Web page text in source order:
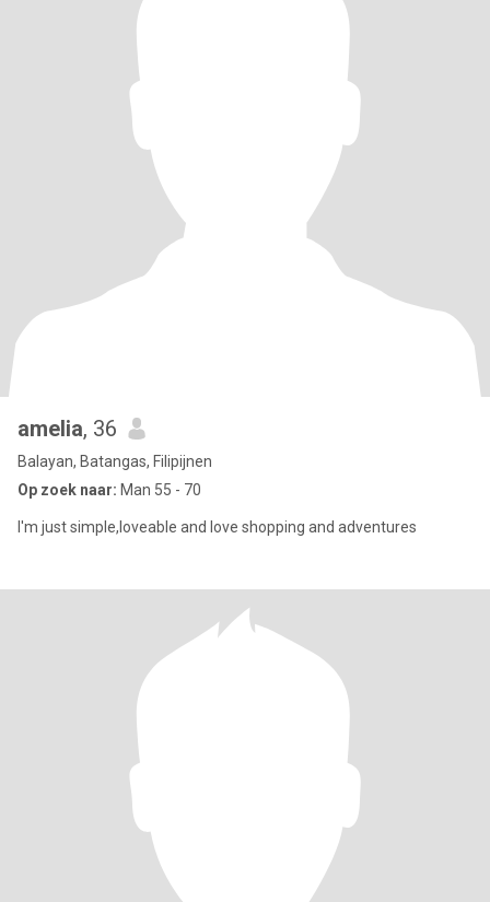
amelia, 36
Balayan, Batangas, Filipijnen
Op zoek naar: Man 55 - 70
I'm just simple,loveable and love shopping and adventures